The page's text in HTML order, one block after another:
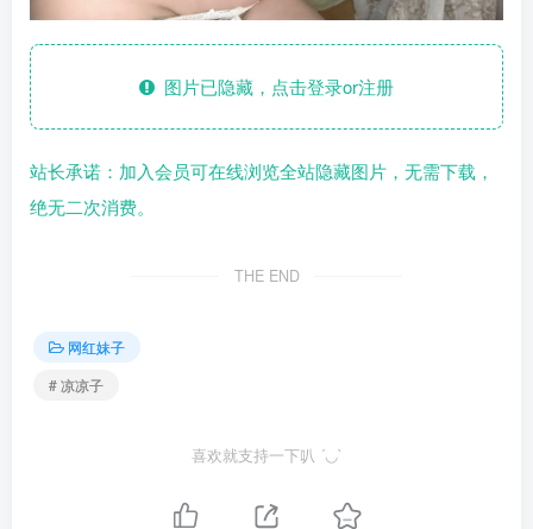
图片已隐藏，点击登录or注册
站长承诺：加入会员可在线浏览全站隐藏图片，无需下载，
绝无二次消费。
THE END
网红妹子
# 凉凉子
喜欢就支持一下叭 ´◡`